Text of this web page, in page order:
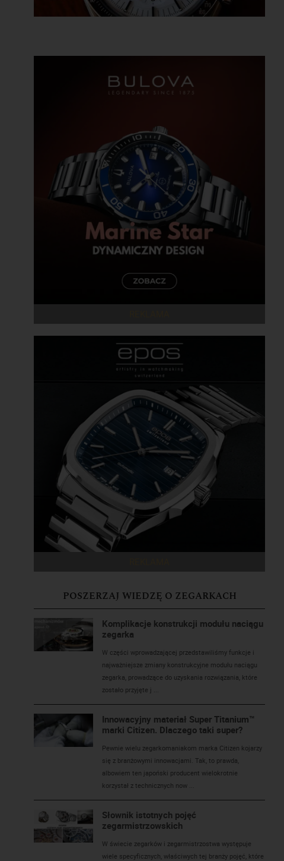
POSZERZAJ WIEDZĘ O ZEGARKACH
Komplikacje konstrukcji modułu naciągu
zegarka
W części wprowadzającej przedstawiliśmy funkcje i
najważniejsze zmiany konstrukcyjne modułu naciągu
zegarka, prowadzące do uzyskania rozwiązania, które
zostało przyjęte j ...
Innowacyjny materiał Super Titanium™
marki Citizen. Dlaczego taki super?
Pewnie wielu zegarkomaniakom marka Citizen kojarzy
się z branżowymi innowacjami. Tak, to prawda,
albowiem ten japoński producent wielokrotnie
korzystał z technicznych now ...
Słownik istotnych pojęć
zegarmistrzowskich
W świecie zegarków i zegarmistrzostwa występuje
wiele specyficznych, właściwych tej branży pojęć, które